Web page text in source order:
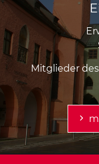
Mitglieder